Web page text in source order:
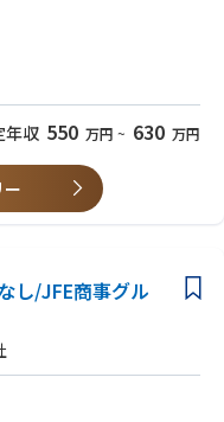
の開発
年収 550 万円 ~ 630 万円
し/JFE商事グル